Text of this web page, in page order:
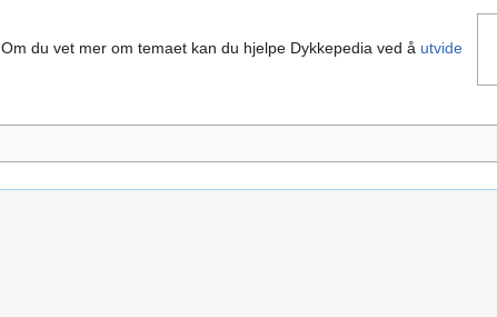
. Om du vet mer om temaet kan du hjelpe Dykkepedia ved å utvide